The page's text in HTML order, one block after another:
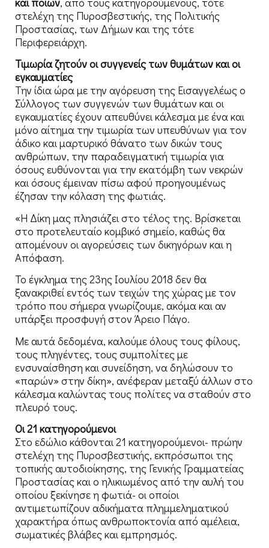
στελέχη της Πυροσβεστικής, της Πολιτικής
Προστασίας, των Δήμων και της τότε
Περιφερειάρχη.
Τιμωρία ζητούν οι συγγενείς των θυμάτων και οι
εγκαυματίες
Την ίδια ώρα με την αγόρευση της Εισαγγελέως ο
Σύλλογος των συγγενών των θυμάτων και οι
εγκαυματίες έχουν απευθύνει κάλεσμα με ένα και
μόνο αίτημα την τιμωρία των υπευθύνων για τον
άδικο και μαρτυρικό θάνατο των δικών τους
ανθρώπων, την παραδειγματική τιμωρία για
όσους ευθύνονται για την εκατόμβη των νεκρών
και όσους έμειναν πίσω αφού προηγουμένως
έζησαν την κόλαση της φωτιάς.
«Η Δίκη μας πλησιάζει στο τέλος της. Βρίσκεται
στο προτελευταίο κομβικό σημείο, καθώς θα
απομένουν οι αγορεύσεις των δικηγόρων και η
Απόφαση.
Το έγκλημα της 23ης Ιουλίου 2018 δεν θα
ξανακριθεί εντός των τειχών της χώρας με τον
τρόπο που σήμερα γνωρίζουμε, ακόμα και αν
υπάρξει προσφυγή στον Άρειο Πάγο.
Με αυτά δεδομένα, καλούμε όλους τους φίλους,
τους πληγέντες, τους συμπολίτες με
ενσυναίσθηση και συνείδηση, να δηλώσουν το
«παρών» στην δίκη», ανέφεραν μεταξύ άλλων στο
κάλεσμα καλώντας τους πολίτες να σταθούν στο
πλευρό τους.
Οι 21 κατηγορούμενοι
Στο εδώλιο κάθονται 21 κατηγορούμενοι- πρώην
στελέχη της Πυροσβεστικής, εκπρόσωποι της
τοπικής αυτοδιοίκησης, της Γενικής Γραμματείας
Προστασίας και ο ηλικιωμένος από την αυλή του
οποίου ξεκίνησε η φωτιά- οι οποίοι
αντιμετωπίζουν αδικήματα πλημμεληματικού
χαρακτήρα όπως ανθρωποκτονία από αμέλεια,
σωματικές βλάβες και εμπρησμός.